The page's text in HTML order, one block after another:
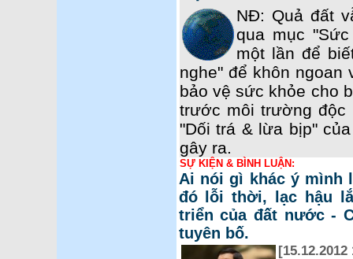
NĐ: Quả đất
qua mục
một lần để
nghe" để khôn ngoan
bảo vệ sức khỏe cho
trước môi trường độc
"Dối trá & lừa bịp"
gây ra.
SỰ KIỆN & BÌNH LUẬN:
Ai nói gì khác ý mình
đó lỗi thời, lạc hậu
triển của đất nước -
tuyên bố.
[15.12.2012